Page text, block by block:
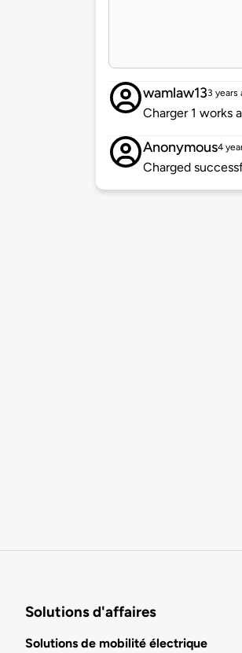
wamlaw133 years
Charger 1 works
Anonymous4
Charged
Solutions d'affaires
Solutions de mobilité électrique